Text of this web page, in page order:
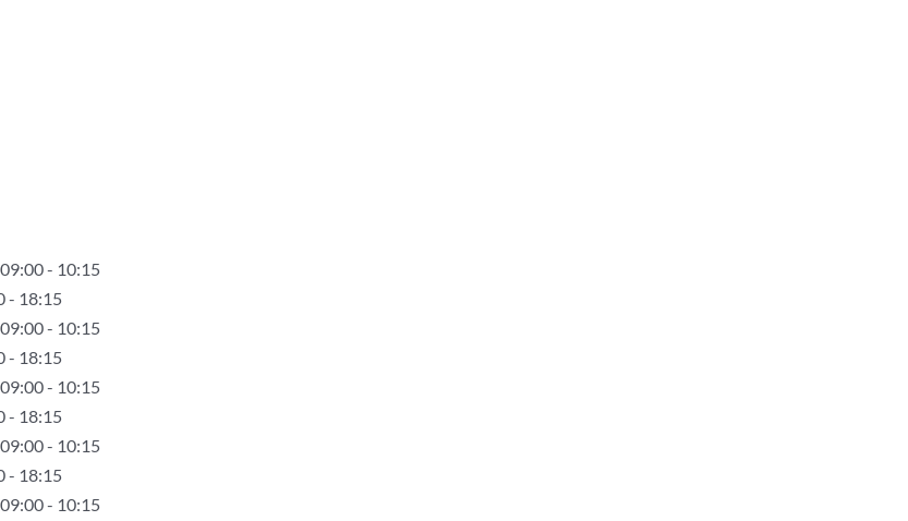
- 10:15
- 18:15
- 10:15
- 18:15
- 10:15
- 18:15
- 10:15
- 18:15
- 10:15